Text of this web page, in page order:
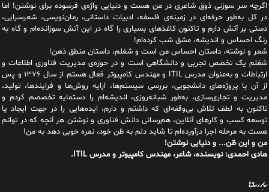
اگرچه سر سوزنی ذوق شاعری در من هست و دنیایی واژه‌‌ی فرسوده برای نوشتن! اما
در کل به‌طور حرفه‌ای در زمینه‌ی فلسفه، ادبیات داستانی، رمان‌نویسی، شعرسرایی،
دستی بر آتش دارم و تاکنون کاغذهای بسیاری را گاه در این آتش سوزانده‌ام و گاه به
رنگ احساس و اندیشه، مشق شب کرده‌ام!
شعر و نوشته، داستان احساس من است و شغلم، داستان منطق ذهن!
شغلم یک تخصص تجربی و دانشگاهی است و در حوزه‌ی مدیریت فناوری اطلاعات و
ارتباطات و به‌عنوان مدرس ITIL و مهندس کامپیوتر فعال هستم از سال ۱۳۷۶ و پس
از آن با پروژه‌های دانشجویی، بررسی سیستم‌ها، ارایه روش‌ها و فرایندها، تولید،
مدیریت و تجاری‌سازی، به‌طور شبانه‌روزی، اندیشه‌ام را دستمایه تخصصم کردم و
تاکنون به لطف تلاش بی‌وقفه‌ای که داشتم و دارم، اید‌ه‌هایی را در جهت ایجاد یا
توسعه کسب و کارهای آنلاین، هم‌رسانی دانش فناوری و نوشتن هر آنچه که در توانم
هست به مرحله اجرا درآورده‌ام تا شاید دلم به ظن خود، نمره خوبی دهد به من!
من و این ظن... و دنیایی نوشتن!
هادی احمدی: نویسنده، شاعر، مهندس کامپیوتر و مدرس ITIL.
سایر رسانه‌ها